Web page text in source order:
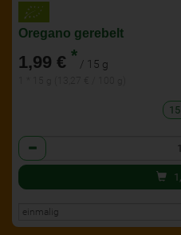
Oregano gerebelt
1,99 € * / 15 g
Anzahl